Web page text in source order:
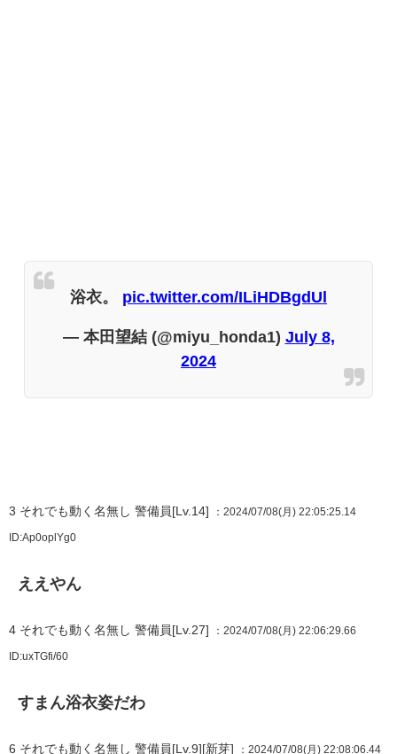
浴衣。 pic.twitter.com/ILiHDBgdUl
— 本田望結 (@miyu_honda1) July 8,
2024
3 それでも動く名無し 警備員[Lv.14] ：2024/07/08(月) 22:05:25.14
ID:Ap0oplYg0
ええやん
4 それでも動く名無し 警備員[Lv.27] ：2024/07/08(月) 22:06:29.66
ID:uxTGfi/60
すまん浴衣姿だわ
6 それでも動く名無し 警備員[Lv.9][新芽] ：2024/07/08(月) 22:08:06.44